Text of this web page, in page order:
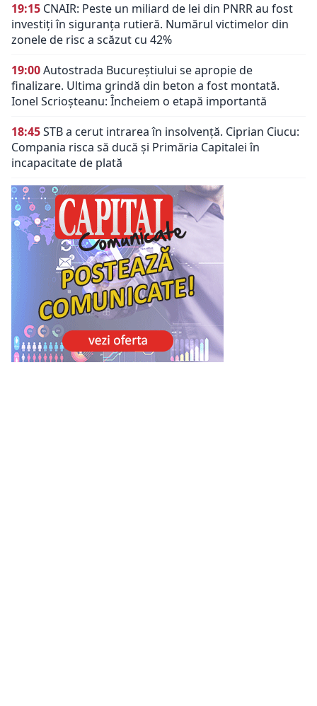
19:15 CNAIR: Peste un miliard de lei din PNRR au fost
investiți în siguranța rutieră. Numărul victimelor din
zonele de risc a scăzut cu 42%
19:00Autostrada Bucureștiului se apropie de
finalizare. Ultima grindă din beton a fost montată.
Ionel Scrioșteanu: Încheiem o etapă importantă
18:45STB a cerut intrarea în insolvență. Ciprian Ciucu:
Compania risca să ducă și Primăria Capitalei în
incapacitate de plată